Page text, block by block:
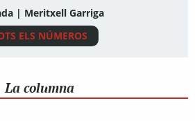
| Meritxell Garriga
ELS NÚMEROS
La columna